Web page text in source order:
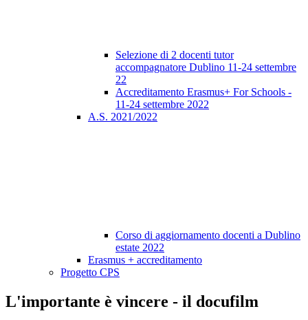
Selezione di 2 docenti tutor
accompagnatore Dublino 11-24 settembre
22
Accreditamento Erasmus+ For Schools -
11-24 settembre 2022
A.S. 2021/2022
Corso di aggiornamento docenti a Dublino
estate 2022
Erasmus + accreditamento
Progetto CPS
L'importante è vincere - il docufilm